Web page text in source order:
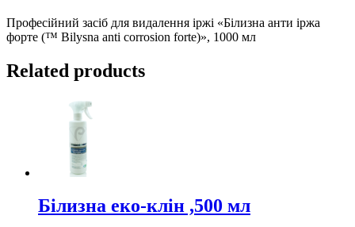
Професійний засіб для видалення іржі «Білизна анти іржа
форте (™ Bilysna anti corrosion forte)», 1000 мл
Related products
Білизна еко-клін ,500 мл